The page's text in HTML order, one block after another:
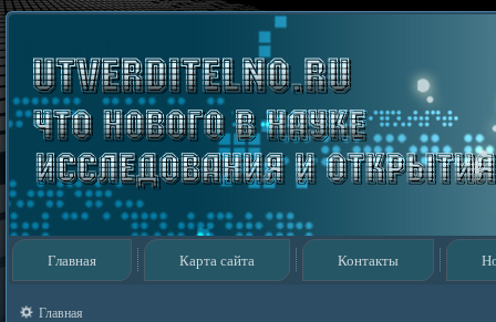
Главная Карта сайта Контакты
Главная